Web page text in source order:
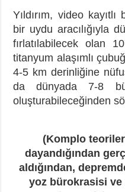
Yıldırım, video
bir uydu aracılığıyla
fırlatılabilecek olan
titanyum alaşımlı
4-5 km derinliğine
da dünyada 7-8
oluşturabileceğinden
(Komplo
dayandığından
aldığından,
yoz bürokrasisi